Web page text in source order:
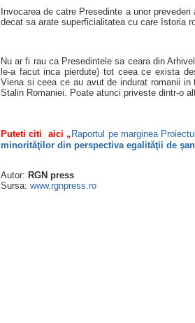
Invocarea de catre Presedinte a unor
decat sa arate superficialitatea cu care Istoria
Nu ar fi rau ca Presedintele sa ceara din
le-a facut inca pierdute) tot ceea ce exista
Viena si ceea ce au avut de indurat romanii in
Stalin Romaniei. Poate atunci priveste dintr-o
Puteti citi aici „ Raportul pe marginea
minorităţilor din perspectiva egalităţii de
Autor: RGN press
Sursa: www.rgnpress.ro